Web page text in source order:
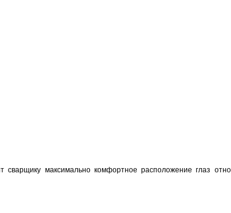
сварщику максимально комфортное расположение глаз